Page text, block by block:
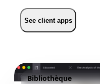
See client apps
Bibliothèque